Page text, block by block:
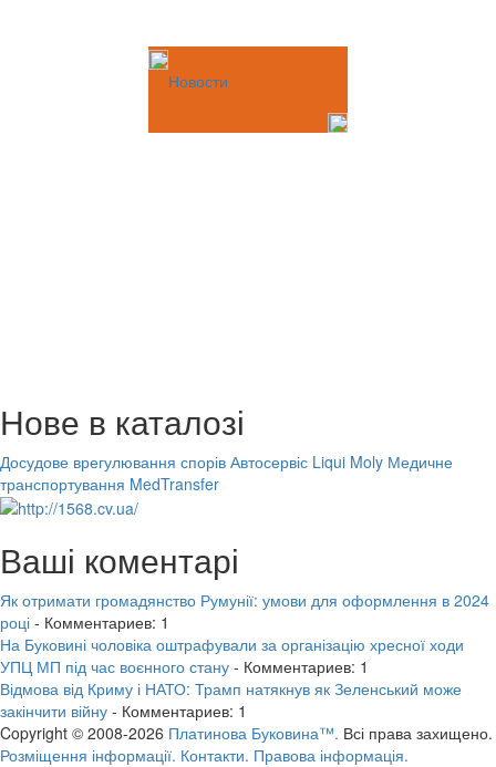
Новости
Нове в каталозі
Досудове врегулювання спорів Автосервіс Liqui Moly Медичне
транспортування MedTransfer
Ваші коментарі
Як отримати громадянство Румунії: умови для оформлення в 2024
році - Комментариев: 1
На Буковині чоловіка оштрафували за організацію хресної ходи
УПЦ МП під час воєнного стану - Комментариев: 1
Відмова від Криму і НАТО: Трамп натякнув як Зеленський може
закінчити війну - Комментариев: 1
Copyright © 2008-2026 Платинова Буковина™. Всі права захищено.
Розміщення інформації. Контакти. Правова інформація.